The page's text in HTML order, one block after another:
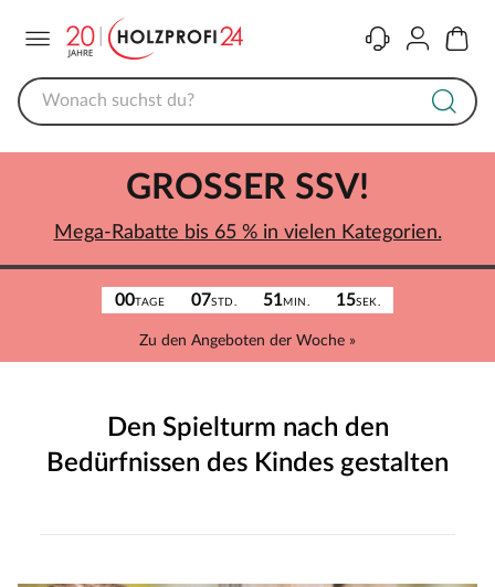
KontaktKonto
00TAGE 07STD. 51MIN. 15SEK.
Zu den Angeboten der Woche »
GROSSER SSV!
Mega-Rabatte bis 65 % in vielen Kategorien.
Den Spielturm nach den
Bedürfnissen des Kindes gestalten